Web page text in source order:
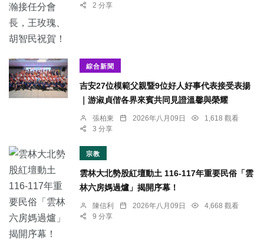
2 分享
綜合新聞
吉安27位模範父親暨9位好人好事代表接受表揚
｜游淑貞偕各界來賓共同見證溫馨與榮耀
張柏東 2026年八月09日
1,618 觀看
3 分享
宗教
雲林大北勢股紅壇動土 116-117年重要民俗「雲
林六房媽過爐」揭開序幕！
陳信利 2026年八月09日
4,668 觀看
9 分享